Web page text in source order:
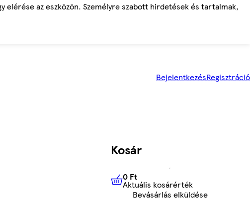
elérése az eszközön. Személyre szabott hirdetések és tartalmak,
BejelentkezésRegisztráció
Kosár
0 FtAktuális kosárérték
0 Ft
Aktuális kosárérték
Bevásárlás elküldése